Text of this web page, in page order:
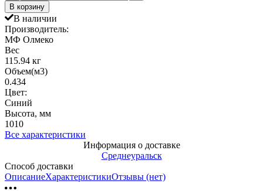
В корзину
В наличии
Производитель:
МФ Олмеко
Вес
115.94 кг
Объем(м3)
0.434
Цвет:
Синий
Высота, мм
1010
Все характеристики
Информация о доставке
Среднеуральск
Способ доставки
ОписаниеХарактеристикиОтзывы (нет)